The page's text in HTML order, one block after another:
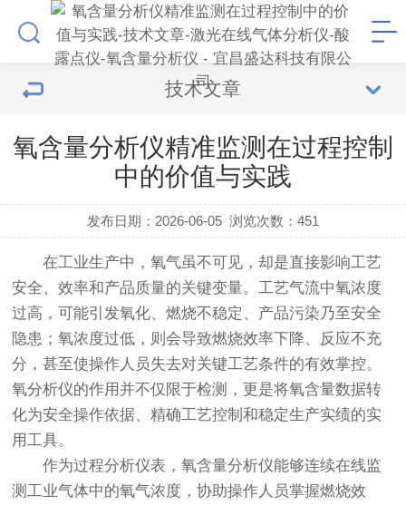
技术文章
氧含量分析仪精准监测在过程控制
中的价值与实践
发布日期：2026-06-05 浏览次数：451
在工业生产中，氧气虽不可见，却是直接影响工艺
安全、效率和产品质量的关键变量。工艺气流中氧浓度
过高，可能引发氧化、燃烧不稳定、产品污染乃至安全
隐患；氧浓度过低，则会导致燃烧效率下降、反应不充
分，甚至使操作人员失去对关键工艺条件的有效掌控。
氧分析仪的作用并不仅限于检测，更是将氧含量数据转
化为安全操作依据、精确工艺控制和稳定生产实绩的实
用工具。
作为过程分析仪表，氧含量分析仪能够连续在线监
测工业气体中的氧气浓度，协助操作人员掌握燃烧效